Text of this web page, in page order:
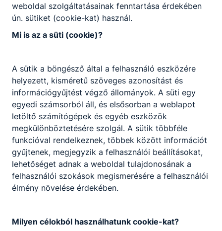
Jelentkezők felvételi jegyzéke 2026/27-ES
Partnereink
weboldal szolgáltatásainak fenntartása érdekében
ún. sütiket (cookie-kat) használ.
Mi is az a süti (cookie)?
A sütik a böngésző által a felhasználó eszközére
helyezett, kisméretű szöveges azonosítást és
információgyűjtést végző állományok. A süti egy
egyedi számsorból áll, és elsősorban a weblapot
letöltő számítógépek és egyéb eszközök
megkülönböztetésére szolgál. A sütik többféle
funkcióval rendelkeznek, többek között információt
gyűjtenek, megjegyzik a felhasználói beállításokat,
lehetőséget adnak a weboldal tulajdonosának a
felhasználói szokások megismerésére a felhasználói
élmény növelése érdekében.
Milyen célokból használhatunk cookie-kat?